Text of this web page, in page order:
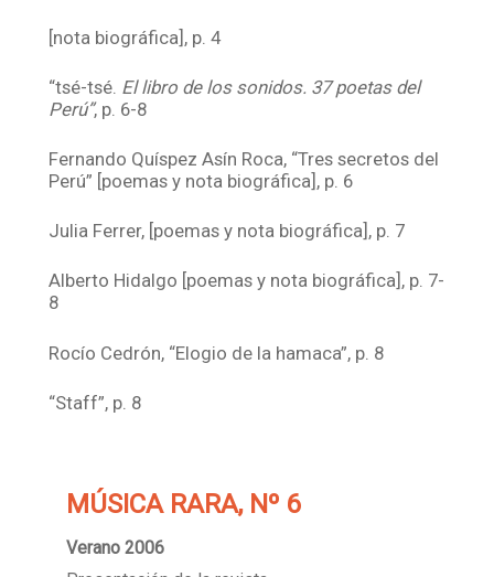
[nota biográfica], p. 4
“tsé-tsé. El libro de los sonidos. 37 poetas del
Perú”, p. 6-8
Fernando Quíspez Asín Roca, “Tres secretos del
Perú” [poemas y nota biográfica], p. 6
Julia Ferrer, [poemas y nota biográfica], p. 7
Alberto Hidalgo [poemas y nota biográfica], p. 7-
8
Rocío Cedrón, “Elogio de la hamaca”, p. 8
“Staff”, p. 8
MÚSICA RARA, Nº 6
Verano 2006